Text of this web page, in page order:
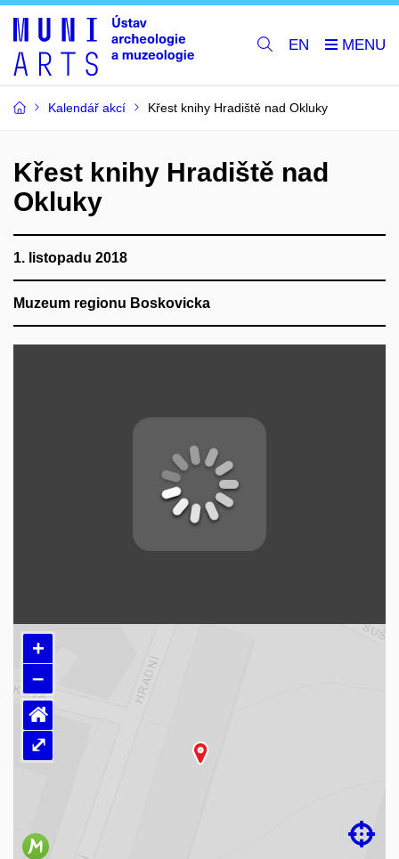
EN
Kalendář akcí Křest knihy Hradiště nad Okluky
Křest knihy Hradiště nad
Okluky
1. listopadu 2018
Muzeum regionu Boskovicka
+
–

⌂
⤢